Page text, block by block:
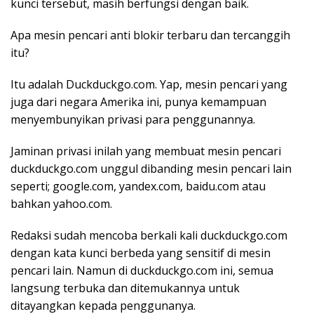
kunci tersebut, masih berfungsi dengan baik.
Apa mesin pencari anti blokir terbaru dan tercanggih
itu?
Itu adalah Duckduckgo.com. Yap, mesin pencari yang
juga dari negara Amerika ini, punya kemampuan
menyembunyikan privasi para penggunannya.
Jaminan privasi inilah yang membuat mesin pencari
duckduckgo.com unggul dibanding mesin pencari lain
seperti; google.com, yandex.com, baidu.com atau
bahkan yahoo.com.
Redaksi sudah mencoba berkali kali duckduckgo.com
dengan kata kunci berbeda yang sensitif di mesin
pencari lain. Namun di duckduckgo.com ini, semua
langsung terbuka dan ditemukannya untuk
ditayangkan kepada penggunanya.